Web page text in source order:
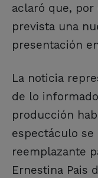
aclaró que,
prevista una
presentación
La noticia
de lo
producción
espectáculo
reemplazante
Ernestina Pais